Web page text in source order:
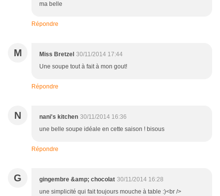
ma belle
Répondre
M Miss Bretzel 30/11/2014 17:44
Une soupe tout à fait à mon gout!
Répondre
N nani's kitchen 30/11/2014 16:36
une belle soupe idéale en cette saison ! bisous
Répondre
G gingembre &amp; chocolat 30/11/2014 16:28
une simplicité qui fait toujours mouche à table :)<br />